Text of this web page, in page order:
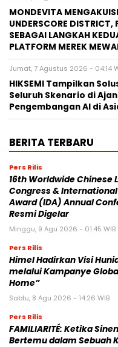
MONDEVITA
UNDERSCORE
SEBAGAI LANGKAH
PLATFORM MEREK
Jumat, 7 Agustus 2026 - 04:14
HIKSEMI Tampilkan
Seluruh Skenario di
Pengembangan AI di
BERITA TERBARU
Pers Rilis
16th Worldwide Chinese
Congress &
Award (IDA) Annual
Resmi Digelar
Minggu, 9 Agu 2026 - 01:45 WIB
Pers Rilis
Himel Hadirkan Visi
melalui Kampanye
Home”
Sabtu, 8 Agu 2026 - 14:26 WIB
Pers Rilis
FAMILIARITÉ: Ketika
Bertemu dalam Sebuah